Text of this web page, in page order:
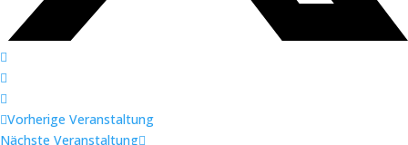
Vorherige Veranstaltung
Nächste Veranstaltung